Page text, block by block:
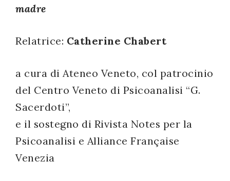
madre
Relatrice: Catherine Chabert
a cura di Ateneo Veneto, col patrocinio
del Centro Veneto di Psicoanalisi “G.
Sacerdoti”,
e il sostegno di Rivista Notes per la
Psicoanalisi e Alliance Française
Venezia
avvenuta con